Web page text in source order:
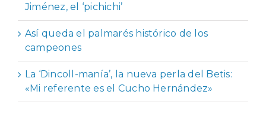
Jiménez, el ‘pichichi’
Así queda el palmarés histórico de los
campeones
La ‘Dincoll-manía’, la nueva perla del Betis:
«Mi referente es el Cucho Hernández»